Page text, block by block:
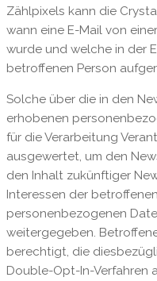
Zählpixels kann die
wann eine E-Mail von
wurde und welche in der
betroffenen Person
Solche über die in den
erhobenen
für die Verarbeitung
ausgewertet, um den
den Inhalt zukünftiger
Interessen der
personenbezogenen
weitergegeben.
berechtigt, die
Double-Opt-In-Verfahren